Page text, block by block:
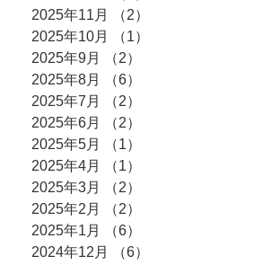
2025年11月
（2）
2025年10月
（1）
2025年9月
（2）
2025年8月
（6）
2025年7月
（2）
2025年6月
（2）
2025年5月
（1）
2025年4月
（1）
2025年3月
（2）
2025年2月
（2）
2025年1月
（6）
2024年12月
（6）